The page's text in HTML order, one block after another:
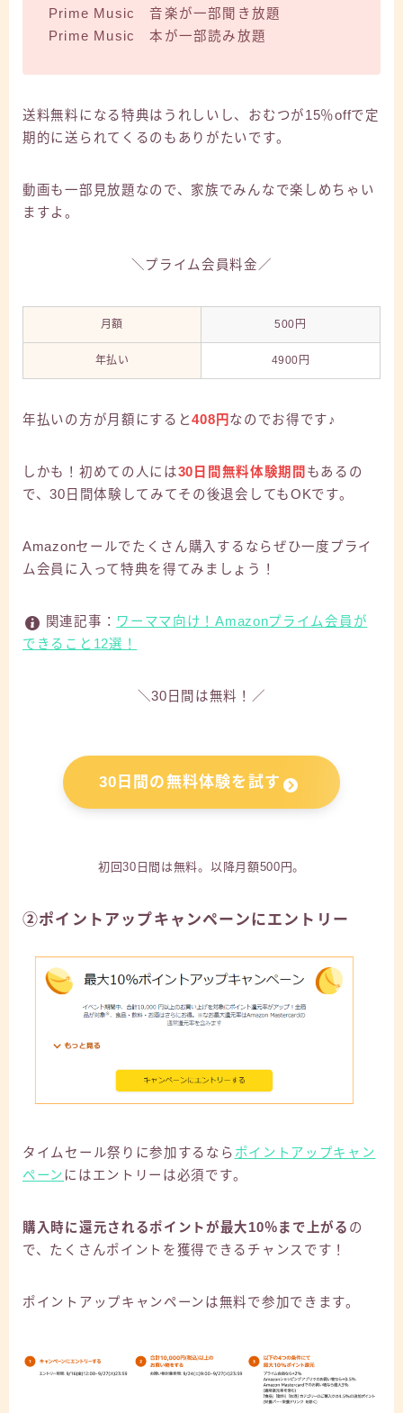
Prime Music 音楽が一部聞き放題
Prime Music 本が一部読み放題
送料無料になる特典はうれしいし、おむつが15％offで定
期的に送られてくるのもありがたいです。
動画も一部見放題なので、家族でみんなで楽しめちゃい
ますよ。
＼プライム会員料金／
月額 500円
年払い 4900円
年払いの方が月額にすると408円 なのでお得です♪
しかも！初めての人には30日間無料体験期間 もあるの
で、30日間体験してみてその後退会してもOKです。
Amazonセールでたくさん購入するならぜひ一度プライ
ム会員に入って特典を得てみましょう！
関連記事： ワーママ向け！Amazonプライム会員が
できること12選！
＼30日間は無料！／
30日間の無料体験を試す
初回30日間は無料。以降月額500円。
②ポイントアップキャンペーンにエントリー
タイムセール祭りに参加するなら ポイントアップキャン
ペーンにはエントリーは必須です。
購入時に還元されるポイントが最大10％まで上がる の
で、たくさんポイントを獲得できるチャンスです！
ポイントアップキャンペーンは無料で参加できます。